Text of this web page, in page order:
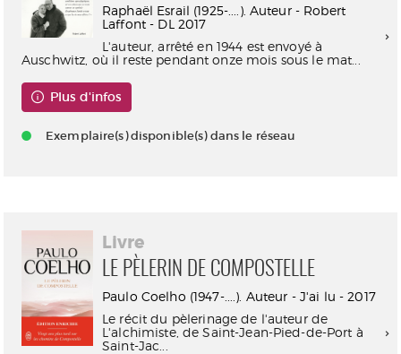
Raphaël Esrail (1925-....). Auteur - Robert
Laffont - DL 2017
L'auteur, arrêté en 1944 est envoyé à
Auschwitz, où il reste pendant onze mois sous le mat...
Plus d'infos
Exemplaire(s) disponible(s) dans le réseau
Livre
LE PÈLERIN DE COMPOSTELLE
Paulo Coelho (1947-....). Auteur - J'ai lu - 2017
Le récit du pèlerinage de l'auteur de
L'alchimiste, de Saint-Jean-Pied-de-Port à
Saint-Jac...